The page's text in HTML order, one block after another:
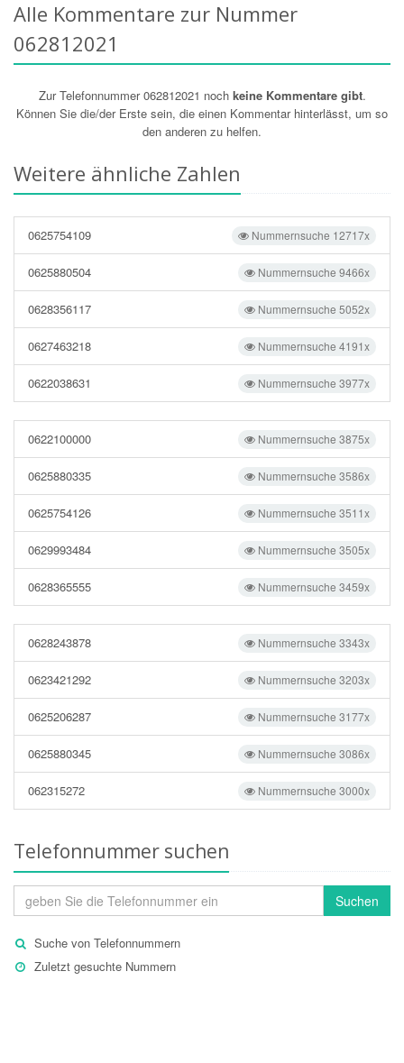
Alle Kommentare zur Nummer
062812021
Zur Telefonnummer 062812021 noch keine Kommentare gibt.
Können Sie die/der Erste sein, die einen Kommentar hinterlässt, um so
den anderen zu helfen.
Weitere ähnliche Zahlen
Nummernsuche 12717x
0625754109
Nummernsuche 9466x
0625880504
Nummernsuche 5052x
0628356117
Nummernsuche 4191x
0627463218
Nummernsuche 3977x
0622038631
Nummernsuche 3875x
0622100000
Nummernsuche 3586x
0625880335
Nummernsuche 3511x
0625754126
Nummernsuche 3505x
0629993484
Nummernsuche 3459x
0628365555
Nummernsuche 3343x
0628243878
Nummernsuche 3203x
0623421292
Nummernsuche 3177x
0625206287
Nummernsuche 3086x
0625880345
Nummernsuche 3000x
062315272
Telefonnummer suchen
Suchen
Suche von Telefonnummern
Zuletzt gesuchte Nummern